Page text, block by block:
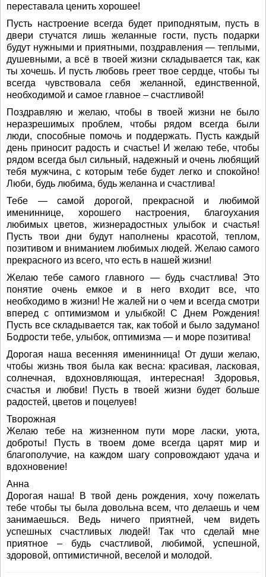
переставала ценить хорошее!
Пусть настроение всегда будет приподнятым, пусть в
двери стучатся лишь желанные гости, пусть подарки
будут нужными и приятными, поздравления — теплыми,
душевными, а всё в твоей жизни складывается так, как
ты хочешь. И пусть любовь греет твое сердце, чтобы ты
всегда чувствовала себя желанной, единственной,
необходимой и самое главное – счастливой!
Поздравляю и желаю, чтобы в твоей жизни не было
неразрешимых проблем, чтобы рядом всегда были
люди, способные помочь и поддержать. Пусть каждый
день приносит радость и счастье! И желаю тебе, чтобы
рядом всегда был сильный, надежный и очень любящий
тебя мужчина, с которым тебе будет легко и спокойно!
Люби, будь любима, будь желанна и счастлива!
Тебе — самой дорогой, прекрасной и любимой
имениннице, хорошего настроения, благоухания
любимых цветов, жизнерадостных улыбок и счастья!
Пусть твои дни будут наполнены красотой, теплом,
позитивом и вниманием любимых людей. Желаю самого
прекрасного из всего, что есть в нашей жизни!
Желаю тебе самого главного — будь счастлива! Это
понятие очень емкое и в него входит все, что
необходимо в жизни! Не жалей ни о чем и всегда смотри
вперед с оптимизмом и улыбкой! С Днем Рождения!
Пусть все складывается так, как тобой и было задумано!
Бодрости тебе, улыбок, оптимизма — и море позитива!
Дорогая наша весенняя именинница! От души желаю,
чтобы жизнь твоя была как весна: красивая, ласковая,
солнечная, вдохновляющая, интересная! Здоровья,
счастья и любви! Пусть в твоей жизни будет больше
радостей, цветов и поцелуев!
Творожная
Желаю тебе на жизненном пути море ласки, уюта,
доброты! Пусть в твоем доме всегда царят мир и
благополучие, на каждом шагу сопровождают удача и
вдохновение!
Анна
Дорогая наша! В твой день рождения, хочу пожелать
тебе чтобы ты была довольна всем, что делаешь и чем
занимаешься. Ведь ничего приятней, чем видеть
успешных счастливых людей! Так что сделай мне
приятное – будь счастливой, любимой, успешной,
здоровой, оптимистичной, веселой и молодой.